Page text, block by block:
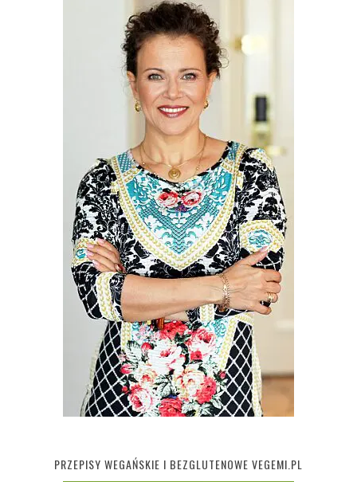
PRZEPISY WEGAŃSKIE I BEZGLUTENOWE VEGEMI.PL